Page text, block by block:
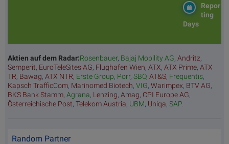
Repor
ting
Days
Aktien auf dem Radar:Rosenbauer, Bajaj Mobility AG, Andritz,
Semperit, EuroTeleSites AG, Flughafen Wien, ATX, ATX Prime, ATX
TR, Bawag, ATX NTR, Erste Group, Porr, SBO, AT&S, Frequentis,
Kapsch TrafficCom, Marinomed Biotech, VIG, Warimpex, BTV AG,
BKS Bank Stamm, Agrana, Lenzing, Amag, CPI Europe AG,
Österreichische Post, Telekom Austria, UBM, Uniqa, SAP.
Random Partner